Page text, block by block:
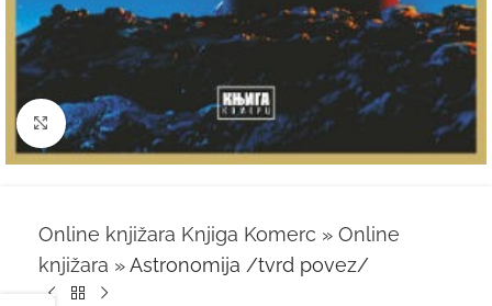
Kliknite za uvećanje
Online knjižara Knjiga Komerc » Online
knjižara »Astronomija /tvrd povez/